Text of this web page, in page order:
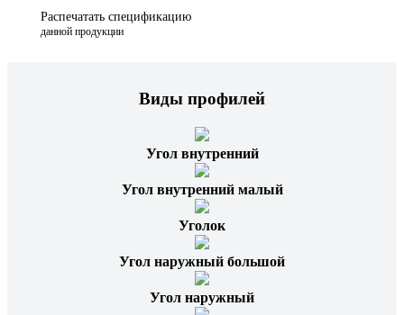
Распечатать спецификацию
данной продукции
Виды профилей
Угол внутренний
Угол внутренний малый
Уголок
Угол наружный большой
Угол наружный